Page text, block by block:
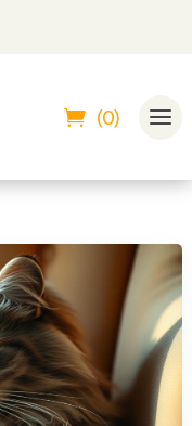
(0)